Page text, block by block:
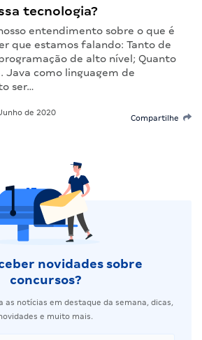
tecnologia?
entendimento sobre o que é
que estamos falando: Tanto de
de alto nível; Quanto
como linguagem de
ser…
de 2020
Compartilhe
novidades sobre
concursos?
as notícias em destaque da semana, dicas,
e muito mais.